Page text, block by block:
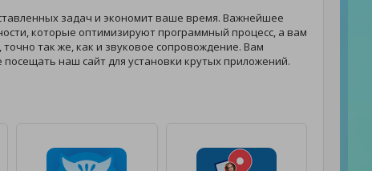
задач и экономит ваше время. Важнейшее
которые оптимизируют программный процесс, а вам
так же, как и звуковое сопровождение. Вам
наш сайт для установки крутых приложений.